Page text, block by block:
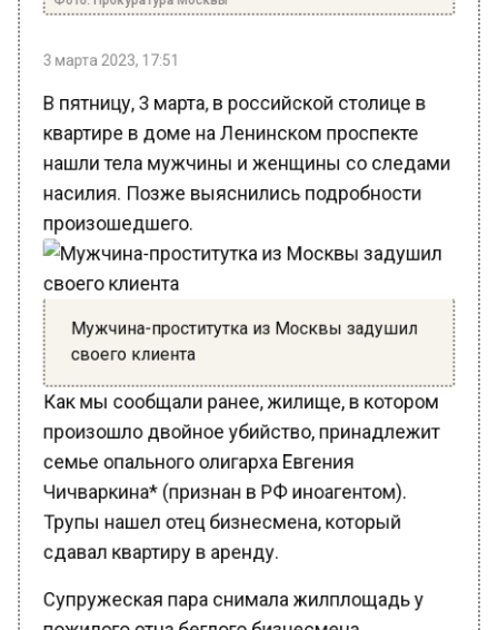
В пятницу, 3 марта, в российской столице в
квартире в доме на Ленинском проспекте
нашли тела мужчины и женщины со следами
насилия. Позже выяснились подробности
произошедшего.
своего клиента
Как мы сообщали ранее, жилище, в котором
произошло двойное убийство, принадлежит
семье опального олигарха Евгения
Чичваркина* (признан в РФ иноагентом).
Трупы нашел отец бизнесмена, который
сдавал квартиру в аренду.
Супружеская пара снимала жилплощадь у
пожилого отца беглого бизнесмена,